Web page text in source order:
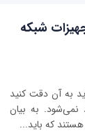
شبکه
به آن دقت کنید
نمی‌شود. به بیان
که باید...